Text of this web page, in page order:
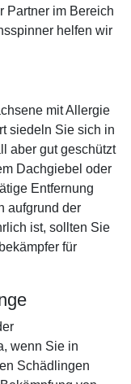
Partner im Bereich
helfen wir
mit Allergie
siedeln Sie sich in
aber gut geschützt
Dachgiebel oder
Entfernung
aufgrund der
ist, sollten Sie
für
wenn Sie in
Schädlingen